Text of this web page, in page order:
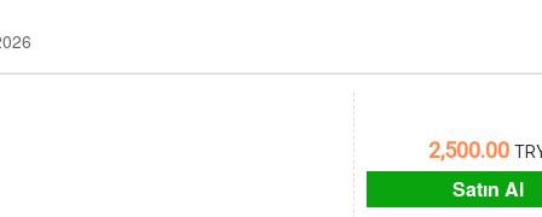
2,500.00
Satın Al